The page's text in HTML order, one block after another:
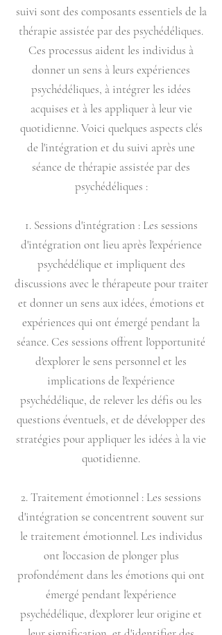
suivi sont des composants essentiels de la
thérapie assistée par des psychédéliques.
Ces processus aident les individus à
donner un sens à leurs expériences
psychédéliques, à intégrer les idées
acquises et à les appliquer à leur vie
quotidienne. Voici quelques aspects clés
de l'intégration et du suivi après une
séance de thérapie assistée par des
psychédéliques :
1. Sessions d'intégration : Les sessions
d'intégration ont lieu après l'expérience
psychédélique et impliquent des
discussions avec le thérapeute pour traiter
et donner un sens aux idées, émotions et
expériences qui ont émergé pendant la
séance. Ces sessions offrent l'opportunité
d'explorer le sens personnel et les
implications de l'expérience
psychédélique, de relever les défis ou les
questions éventuels, et de développer des
stratégies pour appliquer les idées à la vie
quotidienne.
2. Traitement émotionnel : Les sessions
d'intégration se concentrent souvent sur
le traitement émotionnel. Les individus
ont l'occasion de plonger plus
profondément dans les émotions qui ont
émergé pendant l'expérience
psychédélique, d'explorer leur origine et